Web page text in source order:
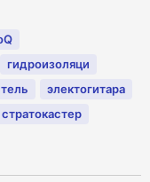
гидроизоляци
электогитара
стратокастер